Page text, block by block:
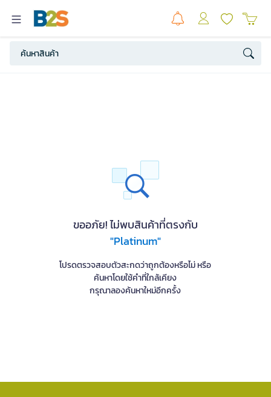
ขออภัย! ไม่พบสินค้าที่ตรงกับ
"Platinum"
โปรดตรวจสอบตัวสะกดว่าถูกต้องหรือไม่ หรือ
ค้นหาโดยใช้คำที่ใกล้เคียง
กรุณาลองค้นหาใหม่อีกครั้ง